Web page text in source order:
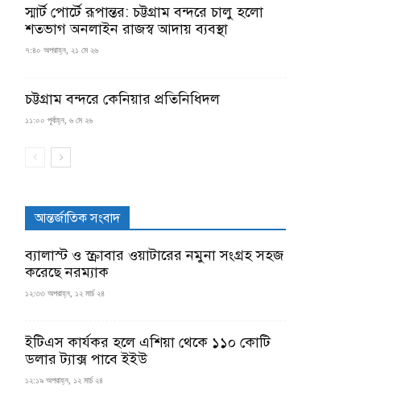
স্মার্ট পোর্টে রূপান্তর: চট্টগ্রাম বন্দরে চালু হলো
শতভাগ অনলাইন রাজস্ব আদায় ব্যবস্থা
৭:৪০ অপরাহ্ন, ২১ মে ২৬
চট্টগ্রাম বন্দরে কেনিয়ার প্রতিনিধিদল
১১:০০ পূর্বাহ্ন, ৬ মে ২৬
আন্তর্জাতিক সংবাদ
ব্যালাস্ট ও স্ক্রাবার ওয়াটারের নমুনা সংগ্রহ সহজ
করেছে নরম্যাক
১২:৩৩ অপরাহ্ন, ১২ মার্চ ২৪
ইটিএস কার্যকর হলে এশিয়া থেকে ১১০ কোটি
ডলার ট্যাক্স পাবে ইইউ
১২:১৯ অপরাহ্ন, ১২ মার্চ ২৪